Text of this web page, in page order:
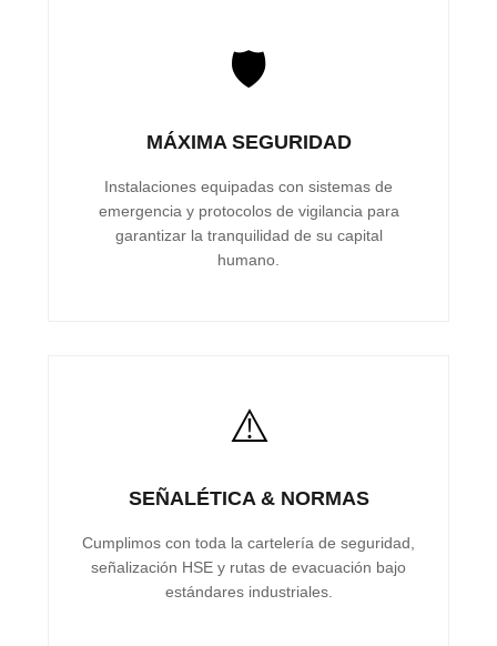
🛡️
MÁXIMA SEGURIDAD
Instalaciones equipadas con sistemas de
emergencia y protocolos de vigilancia para
garantizar la tranquilidad de su capital
humano.
⚠️
SEÑALÉTICA & NORMAS
Cumplimos con toda la cartelería de seguridad,
señalización HSE y rutas de evacuación bajo
estándares industriales.